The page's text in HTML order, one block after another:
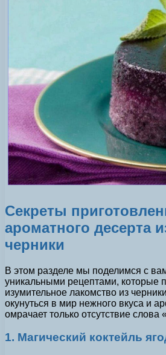
Секреты
ароматного десерта
черники
В этом разделе мы поделимся с
уникальными рецептами, которые
изумительное лакомство из
окунуться в мир нежного вкуса и
омрачает только отсутствие слова
1. Магический коктейль